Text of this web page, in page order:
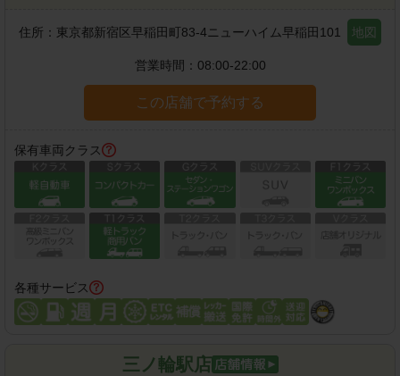
住所： 東京都新宿区早稲田町83-4ニューハイム早稲田101 地図
営業時間： 08:00-22:00
この店舗で予約する
保有車両クラス
各種サービス
三ノ輪駅店